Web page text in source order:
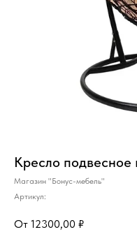
Кресло подвесное
Магазин "Бонус-мебель"
Артикул:
12300,00 ₽